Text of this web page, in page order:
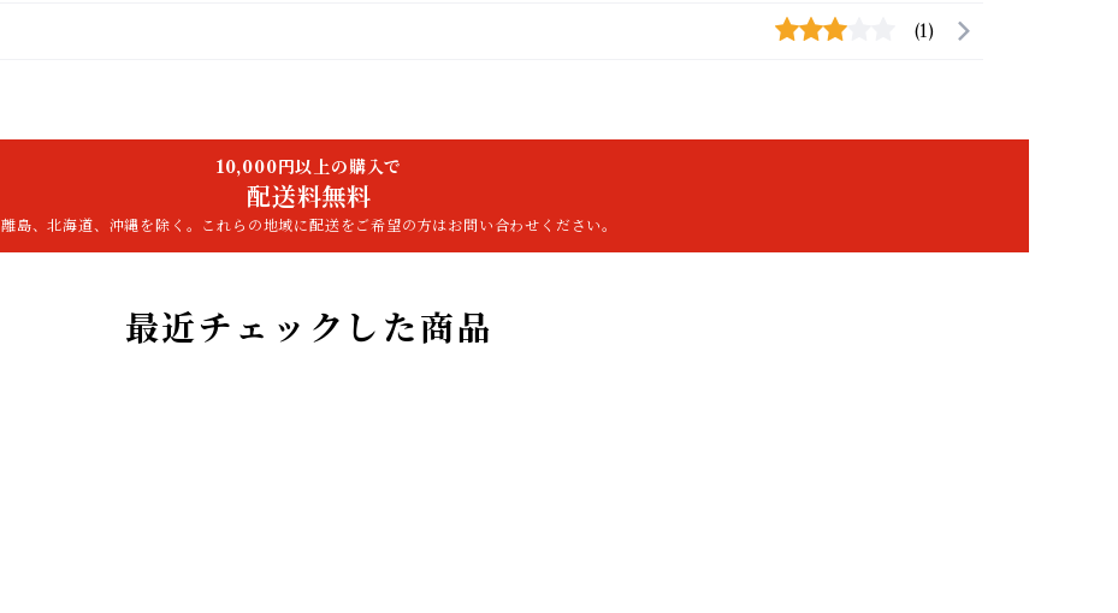
(1)
10,000円以上の購入で
配送料無料
離島、北海道、沖縄を除く。これらの地域に配送をご希望の方はお問い合わせください。
最近チェックした商品